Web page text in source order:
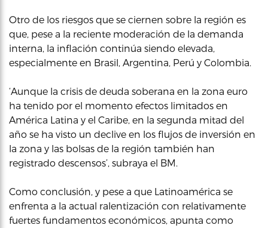
Otro de los riesgos que se ciernen sobre la región es
que, pese a la reciente moderación de la demanda
interna, la inflación continúa siendo elevada,
especialmente en Brasil, Argentina, Perú y Colombia.
‘Aunque la crisis de deuda soberana en la zona euro
ha tenido por el momento efectos limitados en
América Latina y el Caribe, en la segunda mitad del
año se ha visto un declive en los flujos de inversión en
la zona y las bolsas de la región también han
registrado descensos’, subraya el BM.
Como conclusión, y pese a que Latinoamérica se
enfrenta a la actual ralentización con relativamente
fuertes fundamentos económicos, apunta como